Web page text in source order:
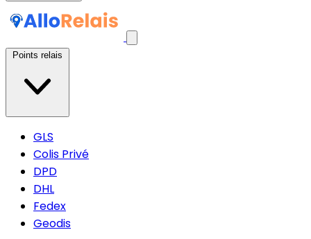
GLS
Colis Privé
DPD
DHL
Fedex
Geodis